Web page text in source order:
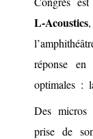
L-Acoustics
réponse en
optimales :
Des micros
prise de